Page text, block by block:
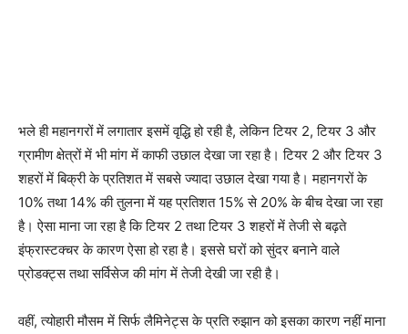
भले ही महानगरों में लगातार इसमें वृद्धि हो रही है, लेकिन टियर 2, टियर 3 और
ग्रामीण क्षेत्रों में भी मांग में काफी उछाल देखा जा रहा है। टियर 2 और टियर 3
शहरों में बिक्री के प्रतिशत में सबसे ज्यादा उछाल देखा गया है। महानगरों के
10% तथा 14% की तुलना में यह प्रतिशत 15% से 20% के बीच देखा जा रहा
है। ऐसा माना जा रहा है कि टियर 2 तथा टियर 3 शहरों में तेजी से बढ़ते
इंफ्रास्टक्चर के कारण ऐसा हो रहा है। इससे घरों को सुंदर बनाने वाले
प्रोडक्ट्स तथा सर्विसेज की मांग में तेजी देखी जा रही है।
वहीं, त्योहारी मौसम में सिर्फ लैमिनेट्स के प्रति रुझान को इसका कारण नहीं माना